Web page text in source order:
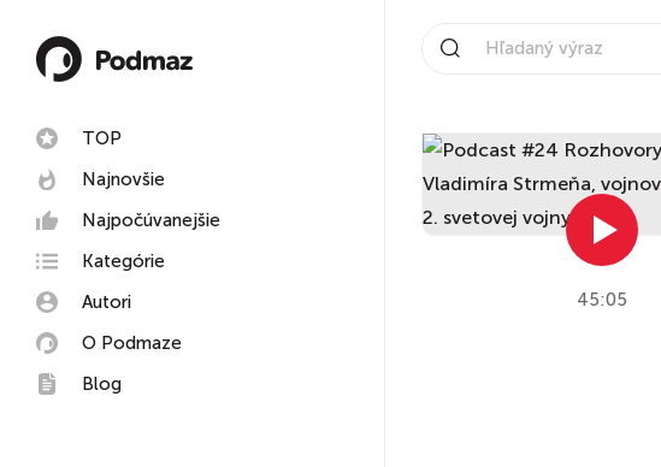
TOP
Najnovšie
Najpočúvanejšie
Kategórie
Autori
O Podmaze
Blog
45:05